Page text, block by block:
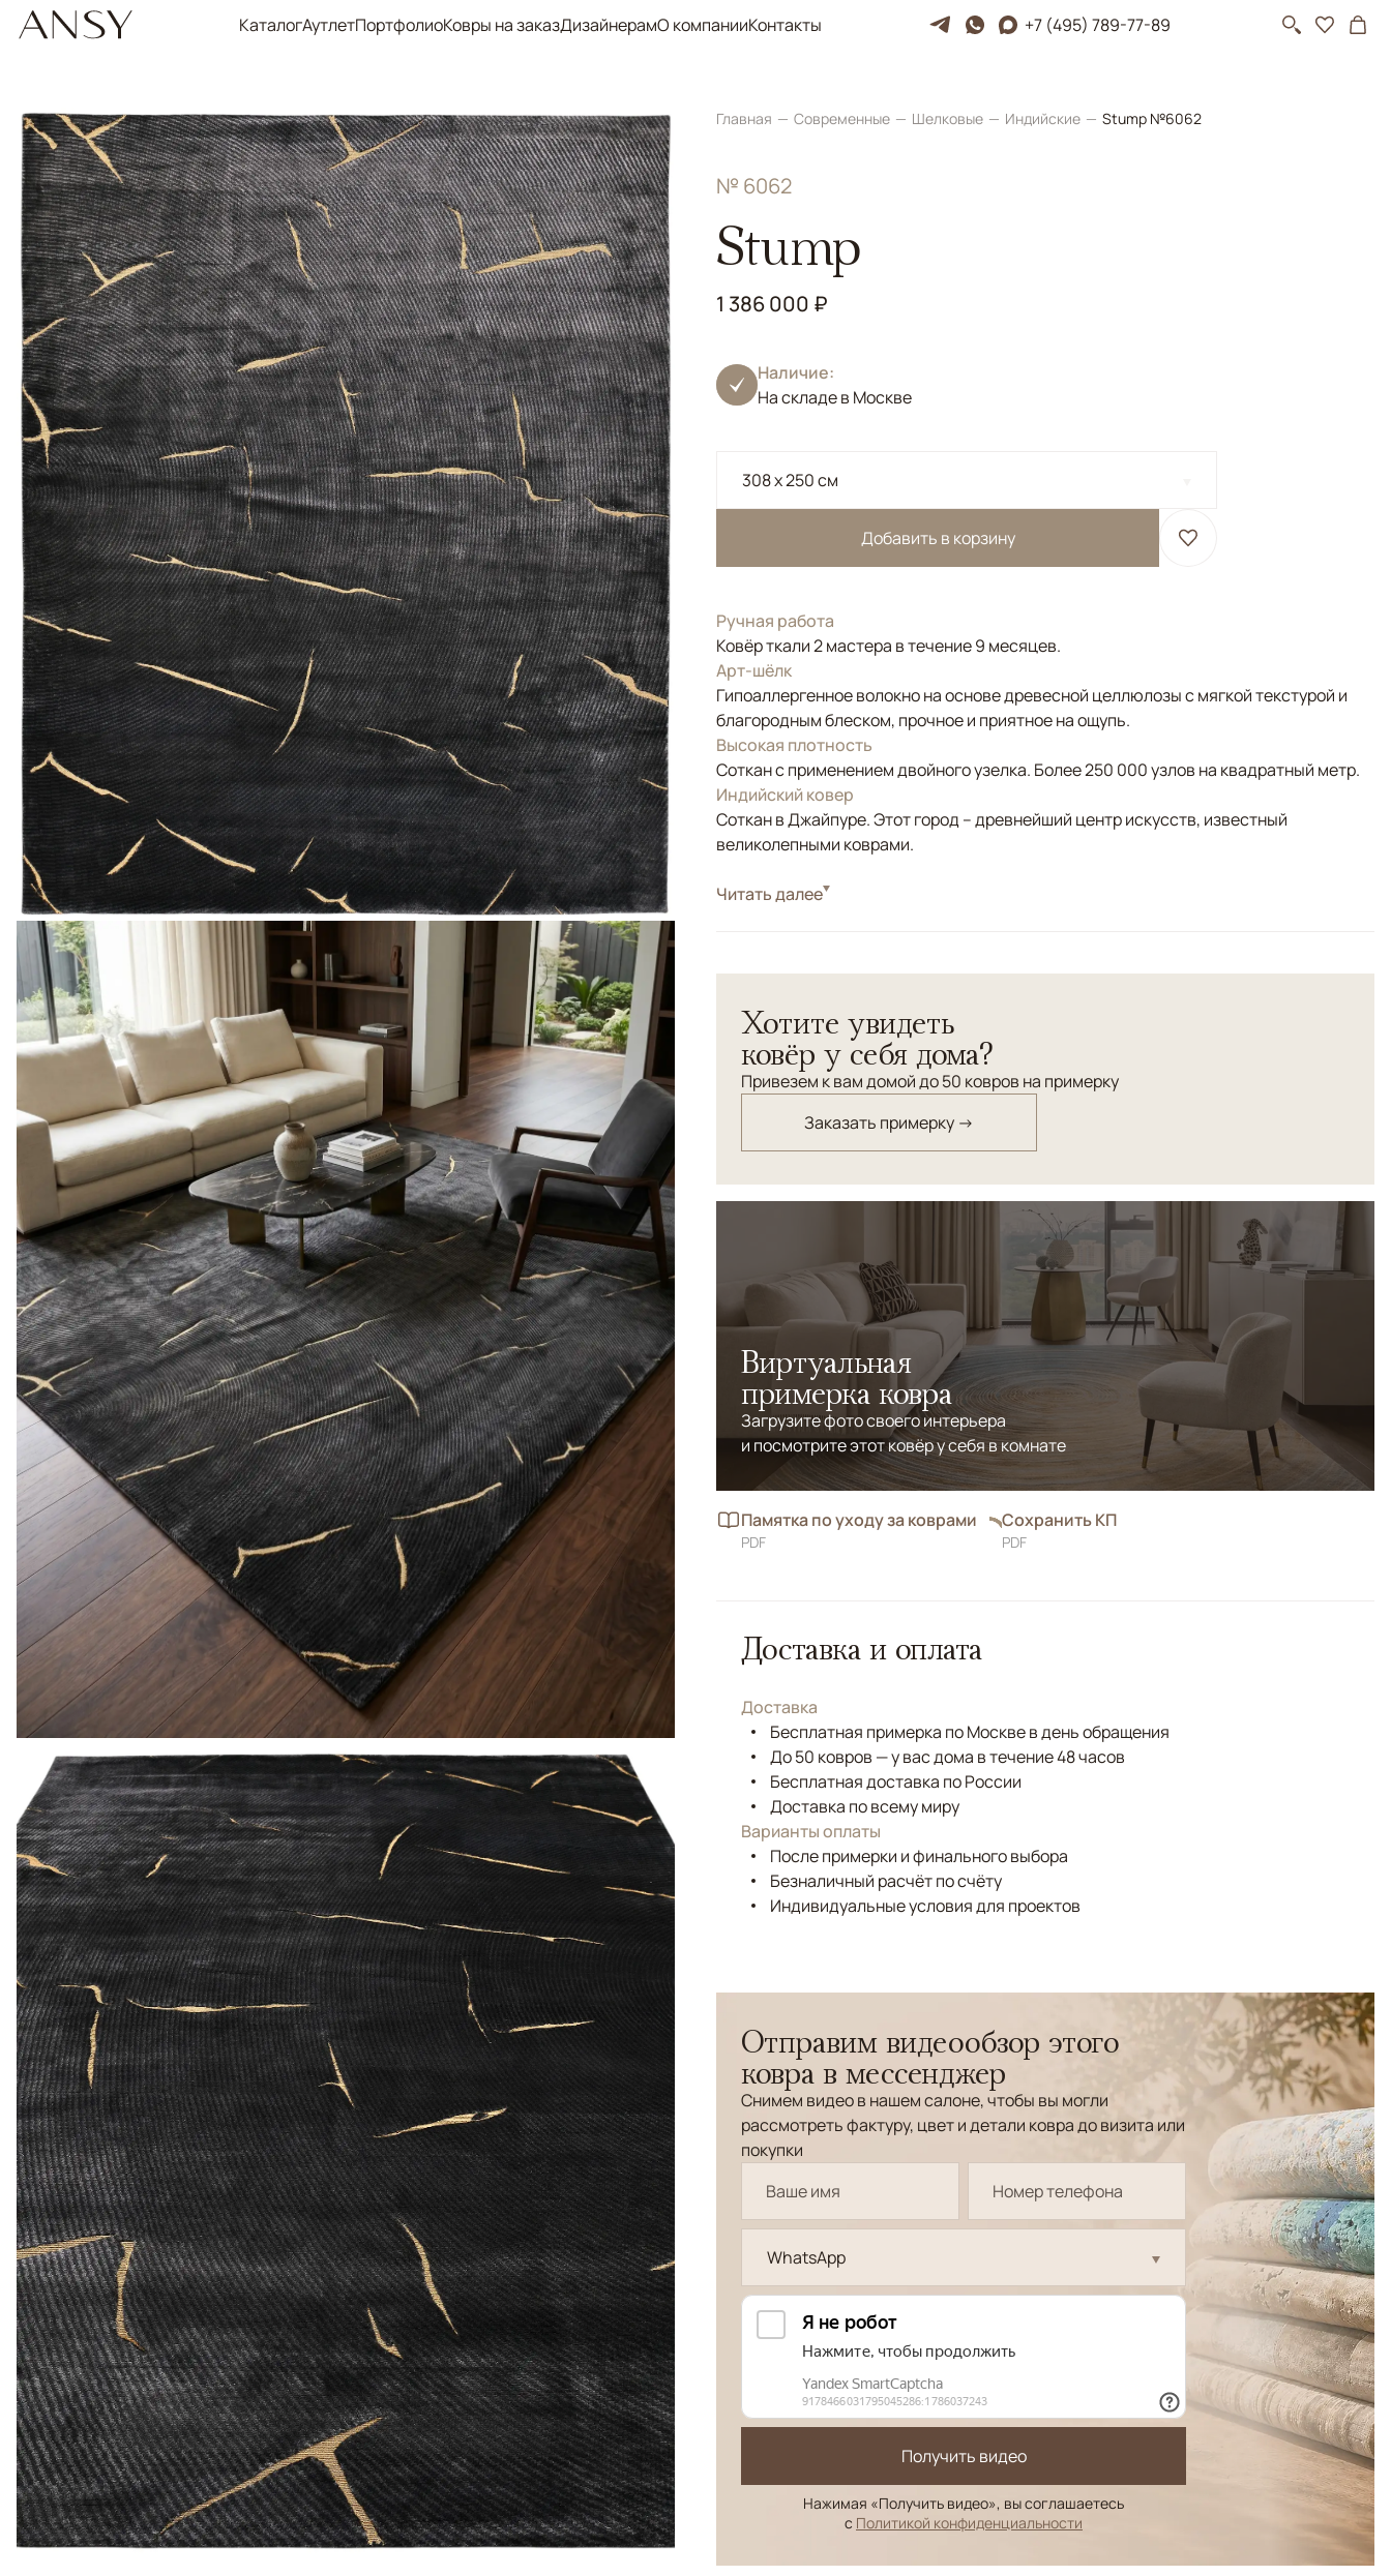
КаталогАутлетПортфолиоКовры на заказДизайнерамО компанииКонтакты +7 (495) 789-77-89
Главная Современные Шелковые Индийские Stump №6062
№ 6062
Stump
1 386 000 ₽
Наличие:
На складе в Москве
308 x 250 см
Добавить в корзину
Ручная работа
Ковёр ткали 2 мастера в течение 9 месяцев.
Арт-шёлк
Гипоаллергенное волокно на основе древесной целлюлозы с мягкой текстурой и
благородным блеском, прочное и приятное на ощупь.
Высокая плотность
Соткан с применением двойного узелка. Более 250 000 узлов на квадратный метр.
Индийский ковер
Соткан в Джайпуре. Этот город – древнейший центр искусств, известный
великолепными коврами.
СтильСовременные
глубиной цвета и тонкими золотыми акцентами из люрекса. Графичный рисунок
напоминает природные трещины и минеральные линии на темной фактурной
поверхности. Деликатный блеск материала меняется в зависимости от света,
добавляя интерьеру сложность и атмосферу. Подходит для современных,
минималистичных и статусных пространств.
Читать далее
Хотите увидеть
ковёр у себя дома?
Привезем к вам домой до 50 ковров на примерку
Заказать примерку →
Виртуальная
примерка ковра
Загрузите фото своего интерьера
и посмотрите этот ковёр у себя в комнате
Памятка по уходу за коврами
PDF
Сохранить КП
PDF
Доставка и оплата
Доставка
Бесплатная примерка по Москве в день обращения
До 50 ковров — у вас дома в течение 48 часов
Бесплатная доставка по России
Доставка по всему миру
Варианты оплаты
После примерки и финального выбора
Безналичный расчёт по счёту
Индивидуальные условия для проектов
Отправим видеообзор этого
ковра в мессенджер
Снимем видео в нашем салоне, чтобы вы могли
рассмотреть фактуру, цвет и детали ковра до визита или
покупки
WhatsApp
Получить видео
Нажимая «Получить видео», вы соглашаетесь
с Политикой конфиденциальности